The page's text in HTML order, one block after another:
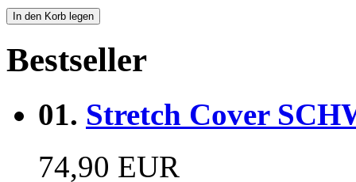
Bestseller
01. Stretch Cover
74,90 EUR